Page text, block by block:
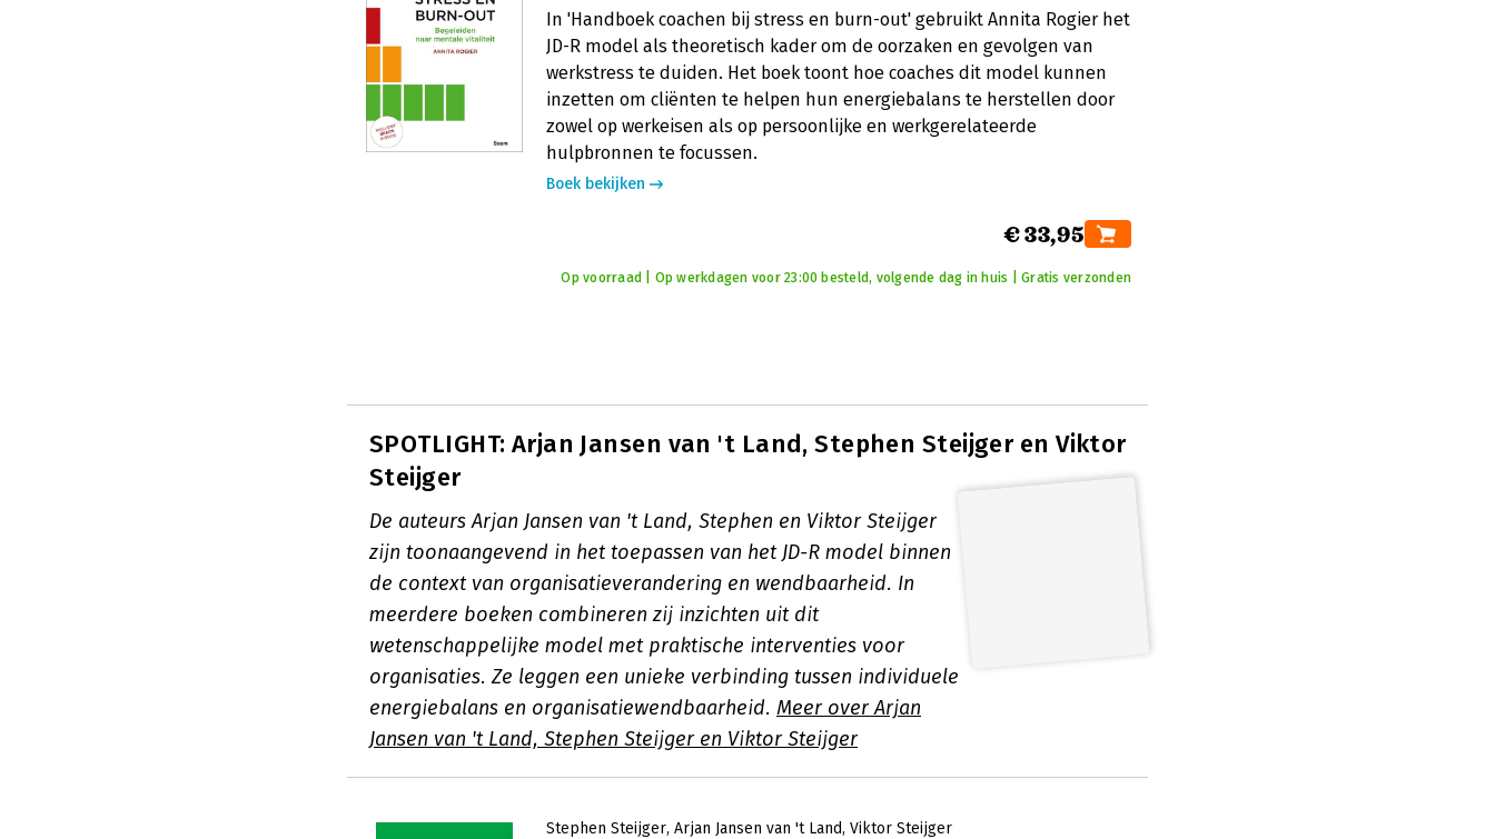
In 'Handboek coachen bij stress en burn-out' gebruikt Annita Rogier het
JD-R model als theoretisch kader om de oorzaken en gevolgen van
werkstress te duiden. Het boek toont hoe coaches dit model kunnen
inzetten om cliënten te helpen hun energiebalans te herstellen door
zowel op werkeisen als op persoonlijke en werkgerelateerde
hulpbronnen te focussen.
Boek bekijken
€ 33,95
Op voorraad | Op werkdagen voor 23:00 besteld, volgende dag in huis | Gratis verzonden
SPOTLIGHT: Arjan Jansen van 't Land, Stephen Steijger en Viktor
Steijger
De auteurs Arjan Jansen van 't Land, Stephen en Viktor Steijger
zijn toonaangevend in het toepassen van het JD-R model binnen
de context van organisatieverandering en wendbaarheid. In
meerdere boeken combineren zij inzichten uit dit
wetenschappelijke model met praktische interventies voor
organisaties. Ze leggen een unieke verbinding tussen individuele
energiebalans en organisatiewendbaarheid. Meer over Arjan
Jansen van 't Land, Stephen Steijger en Viktor Steijger
Stephen Steijger Arjan Jansen van 't Land Viktor Steijger